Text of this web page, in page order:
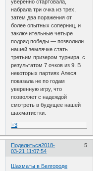
уверенно стартовала,
набрала три очка из трех,
затем два поражения от
более опытных соперниц, и
заключительные четыре
подряд победы — позволили
нашей землячке стать
третьим призером турнира, с
результатом 7 очков из 9. В
некоторых партиях Алеся
показала не по годам
уверенную игру, что
позволяет с надеждой
смотреть в будущее нашей
шахматистки.
+3
Поделиться 5
2018-
03-21 11:07:54
Шахматы в Белгороде